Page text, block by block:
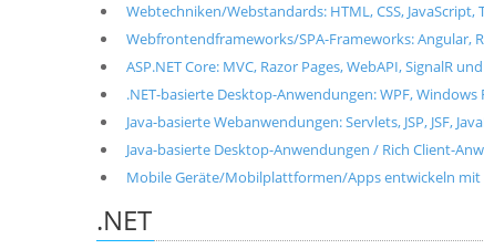
Webtechniken/Webstandards: HTML, CSS,
Webfrontendframeworks/SPA-Frameworks: Angular,
ASP.NET Core: MVC, Razor Pages, WebAPI, SignalR
.NET-basierte Desktop-Anwendungen: WPF, Windows
Java-basierte Webanwendungen: Servlets, JSP, JSF,
Java-basierte Desktop-Anwendungen / Rich Client-
Mobile Geräte/Mobilplattformen/Apps entwickeln mit
.NET